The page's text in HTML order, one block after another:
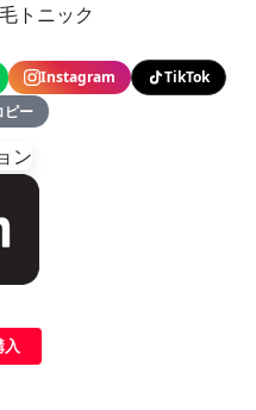
トニック
Instagram
TikTok
ピー